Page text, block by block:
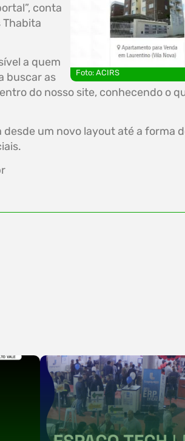
Foto: ACIRS
conta
Thabita
a quem
buscar as
do nosso site, conhecendo o
um novo layout até a